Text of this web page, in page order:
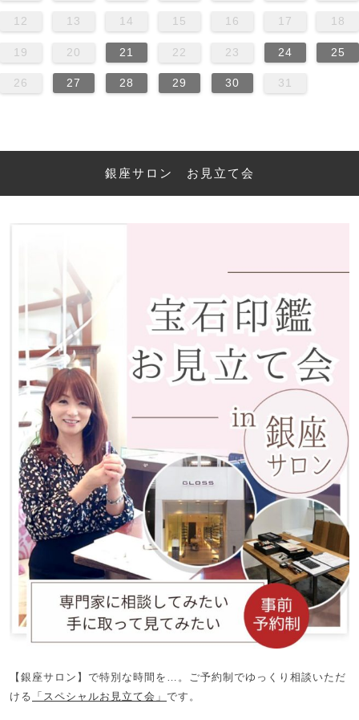
12 13 14 15 16 17 18
19 20 21 22 23 24 25
26 27 28 29 30 31
銀座サロン お見立て会
【銀座サロン】で特別な時間を…。ご予約制でゆっくり相談いただ
ける 「スペシャルお見立て会」 です。